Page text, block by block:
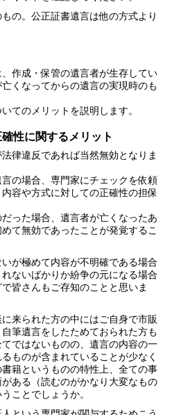
の。公正証書遺言は他の方式より
作成・保管の遺言者が生存してい
くなってからの遺言の実現時のも
てのメリットを説明します。
性に関するメリット
律違反であれば当然無効となりま
の場合、専門家にチェックを依頼
内容や方式に対しての正確性の担保
った場合、遺言者が亡くなったあ
て無効であったことが発覚するこ
が極めて内容が不明確である場合
ないばかりか紛争の元になる場合
皆さんもご存知のことと思いま
来られた方の中にはご自身で市販
筆遺言をしたためておられた方も
ではないものの、遺言の内容の一
ものが含まれていることが少なく
籍というものの特性上、全ての事
ある（読むのがかなり大変なもの
ことでしょうか。